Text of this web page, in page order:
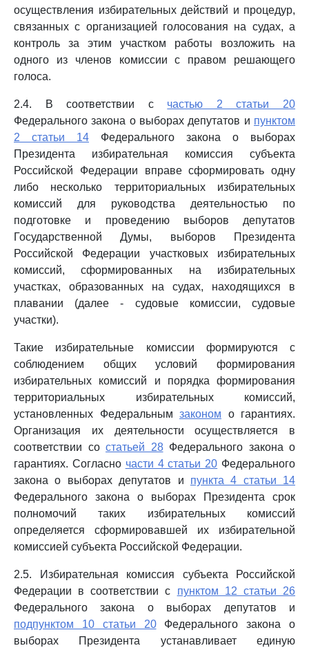
осуществления избирательных действий и процедур,
связанных с организацией голосования на судах, а
контроль за этим участком работы возложить на
одного из членов комиссии с правом решающего
голоса.
2.4. В соответствии с частью 2 статьи 20
Федерального закона о выборах депутатов и пунктом
2 статьи 14 Федерального закона о выборах
Президента избирательная комиссия субъекта
Российской Федерации вправе сформировать одну
либо несколько территориальных избирательных
комиссий для руководства деятельностью по
подготовке и проведению выборов депутатов
Государственной Думы, выборов Президента
Российской Федерации участковых избирательных
комиссий, сформированных на избирательных
участках, образованных на судах, находящихся в
плавании (далее - судовые комиссии, судовые
участки).
Такие избирательные комиссии формируются с
соблюдением общих условий формирования
избирательных комиссий и порядка формирования
территориальных избирательных комиссий,
установленных Федеральным законом о гарантиях.
Организация их деятельности осуществляется в
соответствии со статьей 28Федерального закона о
гарантиях. Согласно части 4 статьи 20 Федерального
закона о выборах депутатов и пункта 4 статьи 14
Федерального закона о выборах Президента срок
полномочий таких избирательных комиссий
определяется сформировавшей их избирательной
комиссией субъекта Российской Федерации.
2.5. Избирательная комиссия субъекта Российской
Федерации в соответствии с пунктом 12 статьи 26
Федерального закона о выборах депутатов и
подпунктом 10 статьи 20Федерального закона о
выборах Президента устанавливает единую